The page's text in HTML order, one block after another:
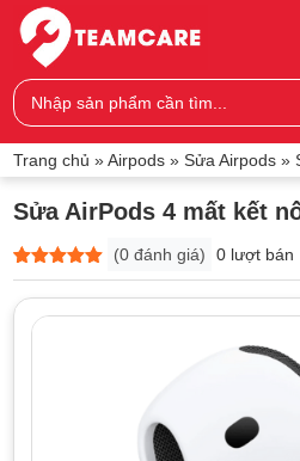
Trang chủ »Airpods» Sửa Airpods»
Sửa AirPods 4 mất kết
5trên 5
dựa trên
0
đánh giá
(0 đánh giá) 0 lượt bán